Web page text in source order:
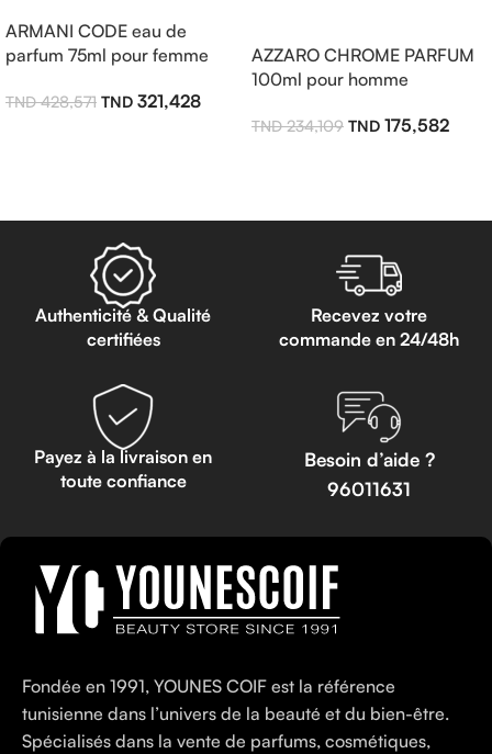
ARMANI CODE eau de
parfum 75ml pour femme
428,571 321,428
AZZARO CHROME PARFUM
100ml pour homme
234,109 175,582
Authenticité & Qualité
certifiées
Recevez votre
commande en 24/48h
Payez à la livraison en
toute confiance
Besoin d’aide ?
96011631
Fondée en 1991, YOUNES COIF est la référence
tunisienne dans l’univers de la beauté et du bien-être.
Spécialisés dans la vente de parfums, cosmétiques,